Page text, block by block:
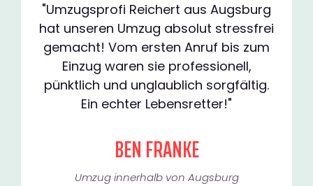
"Umzugsprofi Reichert aus Augsburg
hat unseren Umzug absolut stressfrei
gemacht! Vom ersten Anruf bis zum
Einzug waren sie professionell,
pünktlich und unglaublich sorgfältig.
Ein echter Lebensretter!"
BEN FRANKE
Umzug innerhalb von Augsburg​